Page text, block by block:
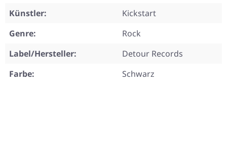
Künstler:
Kickstart
Genre:
Rock
Label/Hersteller:
Detour Records
Farbe:
Schwarz